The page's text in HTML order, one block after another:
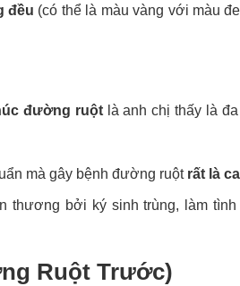
đều (có thể là màu vàng với màu
đường ruộtlà anh chị thấy là
mà gây bệnh đường ruột rất là
thương bởi ký sinh trùng, làm
Ruột Trước)